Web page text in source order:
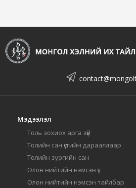
Мэдээлэл
Толь зохиох арга зүй
Толийн сан үсгийн дарааллаар
Толийн зургийн сан
Олон нийтийн нэмсэн үг
Олон нийтийн нэмсэн тайлбар